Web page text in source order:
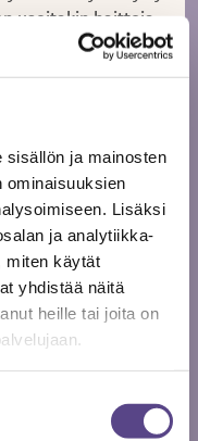
sisällön ja mainosten
ominaisuuksien
Lisäksi
ja analytiikka-
miten käytät
yhdistää näitä
heille tai joita on
useitakin haittoja.
kyseenalaistamatta
et
äärimmäisen
oikeastaan
koneisto
Kolmas on se,
tilanteen,
täysin mahdoton
joista on
vuodet,
ovat aina säännön
on jokin muu syy